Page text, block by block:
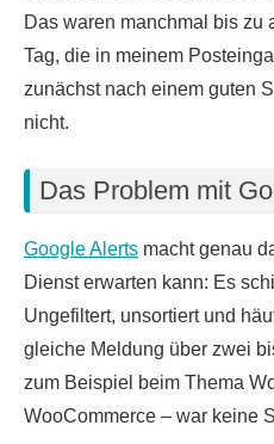
Das waren manchmal bis zu
Tag, die in meinem
zunächst nach einem guten
nicht.
Das Problem mit
Google Alerts macht genau
Dienst erwarten kann: Es
Ungefiltert, unsortiert und
gleiche Meldung über zwei
zum Beispiel beim Thema
WooCommerce – war keine